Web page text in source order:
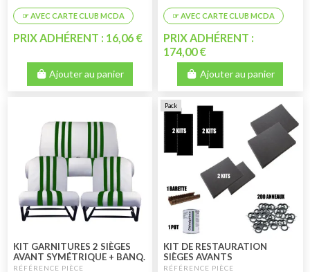
PRIX ADHÉRENT : 16,06 €
Ajouter au panier
PRIX ADHÉRENT :
174,00 €
Ajouter au panier
KIT GARNITURES 2 SIÈGES
AVANT SYMÉTRIQUE + BANQ.
ARRIÈRE SKAÏ BLANC VERT
Pack
KIT DE RESTAURATION
SIÈGES AVANTS
INDÉPENDANTS +